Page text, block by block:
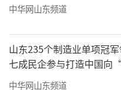
尔滨医科大学毕业
第二附属医院的前
少年时期许下的心愿
1956—1959年
中华网山东频道
山东235个制造业单项冠
七成民企参与打造中国向
中华网山东频道